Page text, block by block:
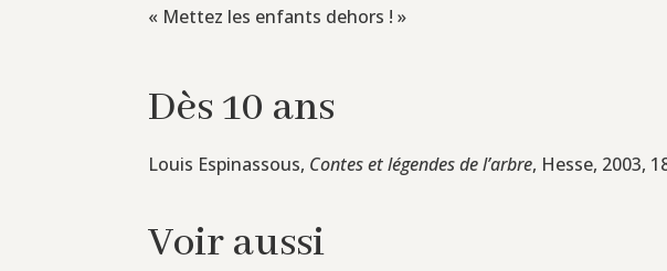
« Mettez les enfants dehors ! »
Dès 10 ans
Louis Espinassous, Contes et légendes de l’arbre, Hesse, 2003,
Voir aussi